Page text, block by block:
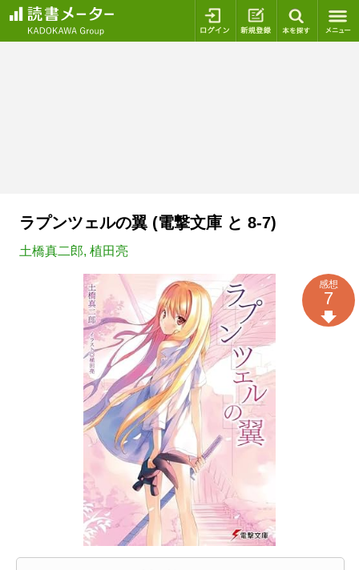
ログイン 新規登録
ラプンツェルの翼 (電撃文庫 と 8-7)
土橋真二郎, 植田亮
感想
7